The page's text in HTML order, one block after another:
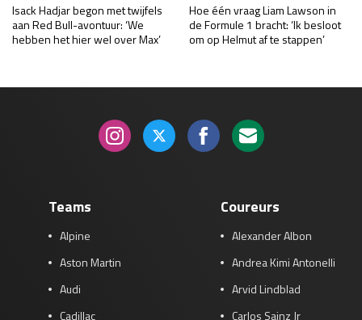
Isack Hadjar begon met twijfels
aan Red Bull-avontuur: ‘We
hebben het hier wel over Max’
Hoe één vraag Liam Lawson in
de Formule 1 bracht: ‘Ik besloot
om op Helmut af te stappen’
Teams
Alpine
Aston Martin
Audi
Cadillac
Coureurs
Alexander Albon
Andrea Kimi Antonelli
Arvid Lindblad
Carlos Sainz Jr